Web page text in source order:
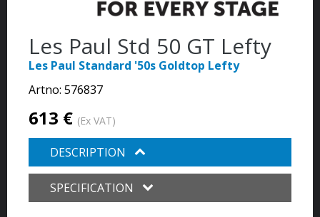
Les Paul Std 50 GT Lefty
Les Paul Standard '50s Goldtop Lefty
Artno: 576837
613 € (Ex VAT)
DESCRIPTION
SPECIFICATION